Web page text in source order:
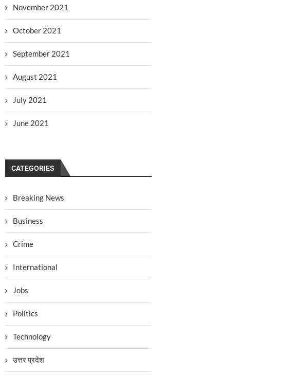
November 2021
October 2021
September 2021
August 2021
July 2021
June 2021
CATEGORIES
Breaking News
Business
Crime
International
Jobs
Politics
Technology
उत्तर प्रदेश